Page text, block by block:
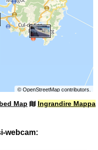
© OpenStreetMapcontributors.
Map Ingrandire Mappa
webcam: